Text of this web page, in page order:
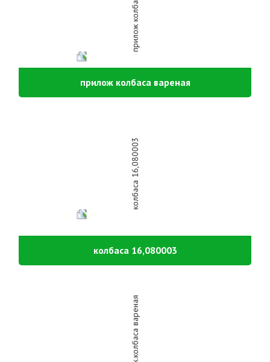
прилож колбаса вареная
колбаса 16,080003